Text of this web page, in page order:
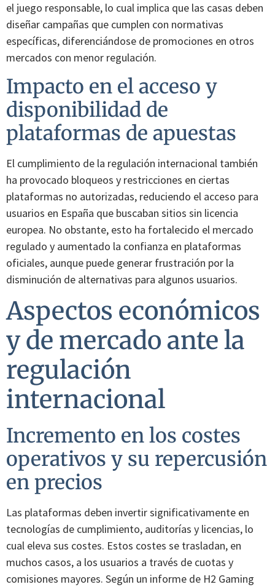
el juego responsable, lo cual implica que las casas deben
diseñar campañas que cumplen con normativas
específicas, diferenciándose de promociones en otros
mercados con menor regulación.
Impacto en el acceso y
disponibilidad de
plataformas de apuestas
El cumplimiento de la regulación internacional también
ha provocado bloqueos y restricciones en ciertas
plataformas no autorizadas, reduciendo el acceso para
usuarios en España que buscaban sitios sin licencia
europea. No obstante, esto ha fortalecido el mercado
regulado y aumentado la confianza en plataformas
oficiales, aunque puede generar frustración por la
disminución de alternativas para algunos usuarios.
Aspectos económicos
y de mercado ante la
regulación
internacional
Incremento en los costes
operativos y su repercusión
en precios
Las plataformas deben invertir significativamente en
tecnologías de cumplimiento, auditorías y licencias, lo
cual eleva sus costes. Estos costes se trasladan, en
muchos casos, a los usuarios a través de cuotas y
comisiones mayores. Según un informe de H2 Gaming